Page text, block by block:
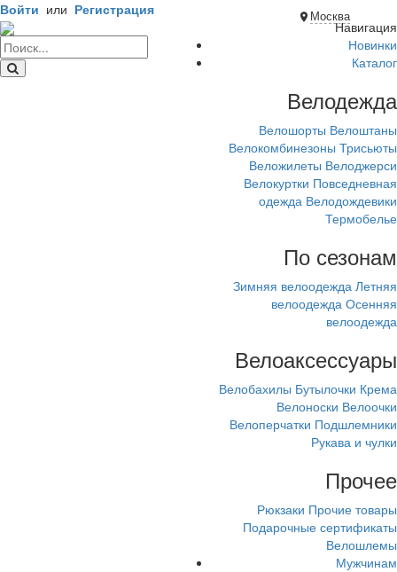
Москва
Войти или Регистрация
Навигация
Новинки
Каталог
Велодежда
Велошорты Велоштаны
Велокомбинезоны Трисьюты
Веложилеты Велоджерси
Велокуртки Повседневная
одежда Велодождевики
Термобелье
По сезонам
Зимняя велоодежда Летняя
велоодежда Осенняя
велоодежда
Велоаксессуары
Велобахилы Бутылочки Крема
Велоноски Велоочки
Велоперчатки Подшлемники
Рукава и чулки
Прочее
Рюкзаки Прочие товары
Подарочные сертификаты
Велошлемы
Мужчинам